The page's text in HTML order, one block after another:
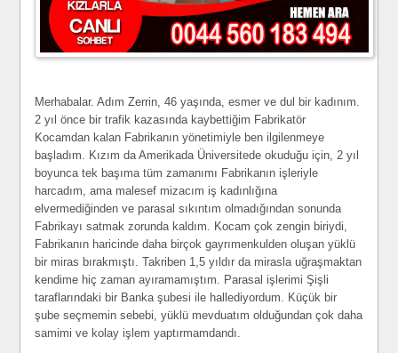
Merhabalar. Adım Zerrin, 46 yaşında, esmer ve dul bir kadınım.
2 yıl önce bir trafik kazasında kaybettiğim Fabrikatör
Kocamdan kalan Fabrikanın yönetimiyle ben ilgilenmeye
başladım. Kızım da Amerikada Üniversitede okuduğu için, 2 yıl
boyunca tek başıma tüm zamanımı Fabrikanın işleriyle
harcadım, ama malesef mizacım iş kadınlığına
elvermediğinden ve parasal sıkıntım olmadığından sonunda
Fabrikayı satmak zorunda kaldım. Kocam çok zengin biriydi,
Fabrikanın haricinde daha birçok gayrımenkulden oluşan yüklü
bir miras bırakmıştı. Takriben 1,5 yıldır da mirasla uğraşmaktan
kendime hiç zaman ayıramamıştım. Parasal işlerimi Şişli
taraflarındaki bir Banka şubesi ile hallediyordum. Küçük bir
şube seçmemin sebebi, yüklü mevduatım olduğundan çok daha
samimi ve kolay işlem yaptırmamdandı.